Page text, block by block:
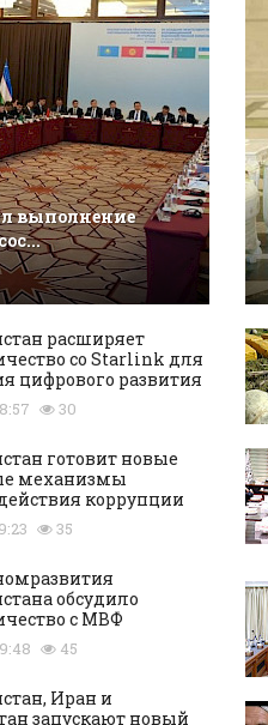
выполнение
расширяет
со Starlink для
цифрового развития
30
готовит новые
механизмы
коррупции
35
обсудило
с МВФ
45
Иран и
запускают новый